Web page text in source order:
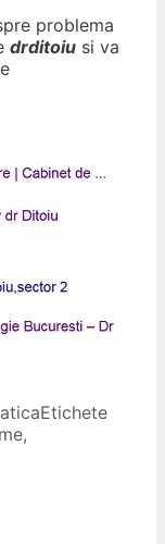
problema
drditoiu si va
Etichete
,